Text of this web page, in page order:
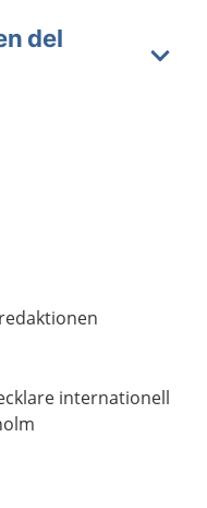
del
internationell